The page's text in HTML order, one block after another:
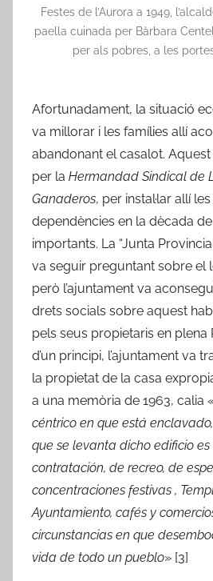
Festes de l’Aurora a 1949,
paella cuinada per Bàrbara
per als pobres, a les
Afortunadament, la situació
va millorar i les famílies allí
abandonant el casalot.
per la Hermandad Sindical de
Ganaderos, per instal·lar allí
dependències en la dècada
importants. La “Junta
va seguir preguntant sobre el
però l’ajuntament va
drets socials sobre aquest
pels seus propietaris en plena
d’un principi, l’ajuntament va
la propietat de la casa
a una memòria de 1963, calia
céntrico en que está
que se levanta dicho edificio
contratación, de recreo, de
concentraciones festivas ,
Ayuntamiento, cafés y
circunstancias en que
vida de todo un pueblo» [3]